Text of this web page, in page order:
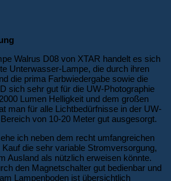
Walrus D08 von XTAR handelt es sich
Unterwasser-Lampe, die durch ihren
die prima Farbwiedergabe sowie die
sich sehr gut für die UW-Photographie
Lumen Helligkeit und dem großen
man für alle Lichtbedürfnisse in der UW-
von 10-20 Meter gut ausgesorgt.
ich neben dem recht umfangreichen
die sehr variable Stromversorgung,
Ausland als nützlich erweisen könnte.
den Magnetschalter gut bedienbar und
Lampenboden ist übersichtlich